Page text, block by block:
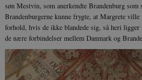
søn Mestvin, som anerkendte Brandenburg som
Brandenburgerne kunne frygte, at Margrete ville
forhold, hvis de ikke blandede sig, så heri ligger
de nære forbindelser mellem Danmark og